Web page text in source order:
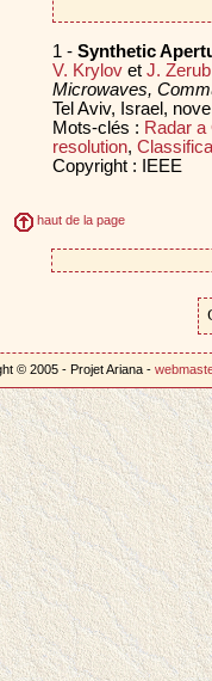
1 - Synthetic
V. Krylovet J.
Microwaves,
Tel Aviv, Israel,
Mots-clés : Radar a
resolution,
Copyright : IEEE
haut de la page
© 2005 - Projet Ariana -